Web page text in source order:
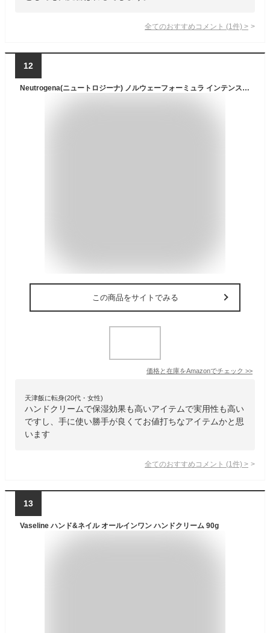
全てのおすすめコメント (1 件) >
12
Neutrogena(ニュートロジーナ) ノルウェーフォーミュラ インテンスリペア CICA ハンドクリーム 単品 50g シカクリーム 保湿 超乾燥肌 敏感肌 肌荒れ 手荒れ 低刺激 無香料
この商品をサイトでみる
価格と在庫をAmazonでチェック >>
天津飯に転身(20代・女性)
ハンドクリームで保湿効果も高いアイテムで実用性も高い
ですし、手に使い勝手が良くてお値打ちなアイテムかと思
います
全てのおすすめコメント (1 件) >
13
Vaseline ハンド&ネイル オールインワン ハンドクリーム 90g